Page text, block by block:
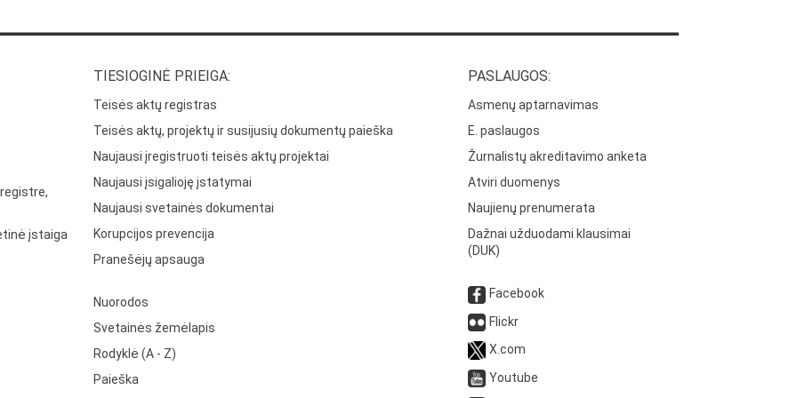
įstaiga
TIESIOGINĖ PRIEIGA:
Teisės aktų registras
Teisės aktų, projektų ir susijusių dokumentų paieška
Naujausi įregistruoti teisės aktų projektai
Naujausi įsigalioję įstatymai
Naujausi svetainės dokumentai
Korupcijos prevencija
Pranešėjų apsauga
Nuorodos
Svetainės žemėlapis
Rodyklė (A - Z)
Paieška
PASLAUGOS:
Asmenų aptarnavimas
E. paslaugos
Žurnalistų akreditavimo anketa
Atviri duomenys
Naujienų prenumerata
Dažnai užduodami klausimai
(DUK)
Facebook
Flickr
X.com
Youtube